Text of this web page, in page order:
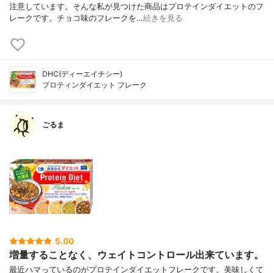
注意しています。そんな私が見つけた商品はプロテインダイエットのフ
レークです。チョコ味のフレークを…続きを見る
DHC(ディーエイチシー)
プロティンダイエット フレーク
ごるま
5.00
増量することなく、ウェイトコントロール出来ています。
最近ハマっているのがプロテインダイエットフレークです。美味しくて